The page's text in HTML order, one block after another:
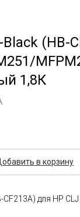
(HB-
1,8К
в корзину
для HP